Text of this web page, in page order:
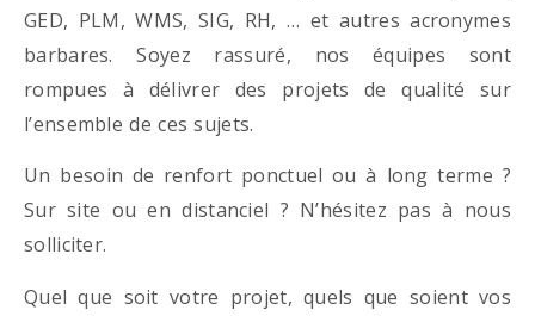
GED, PLM, WMS, SIG, RH, … et autres acronymes
barbares. Soyez rassuré, nos équipes sont
rompues à délivrer des projets de qualité sur
l’ensemble de ces sujets.
Un besoin de renfort ponctuel ou à long terme ?
Sur site ou en distanciel ? N’hésitez pas à nous
solliciter.
Quel que soit votre projet, quels que soient vos